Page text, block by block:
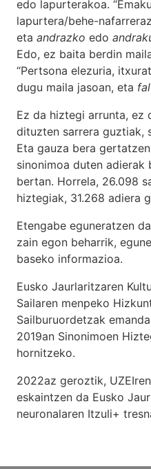
edo lapurterakoa.
lapurtera/behe-
eta andrazko edo
Edo, ez baita berdin
“Pertsona elezuria,
dugu maila jasoan, eta
Ez da hiztegi arrunta, ez
dituzten sarrera guztiak,
Eta gauza bera
sinonimoa duten adierak
bertan. Horrela, 26.098
hiztegiak, 31.268 adiera
Etengabe eguneratzen
zain egon beharrik,
baseko informazioa.
Eusko Jaurlaritzaren
Sailaren menpeko
Sailburuordetzak
2019an Sinonimoen
hornitzeko.
2022az geroztik,
eskaintzen da Eusko
neuronalaren Itzuli+